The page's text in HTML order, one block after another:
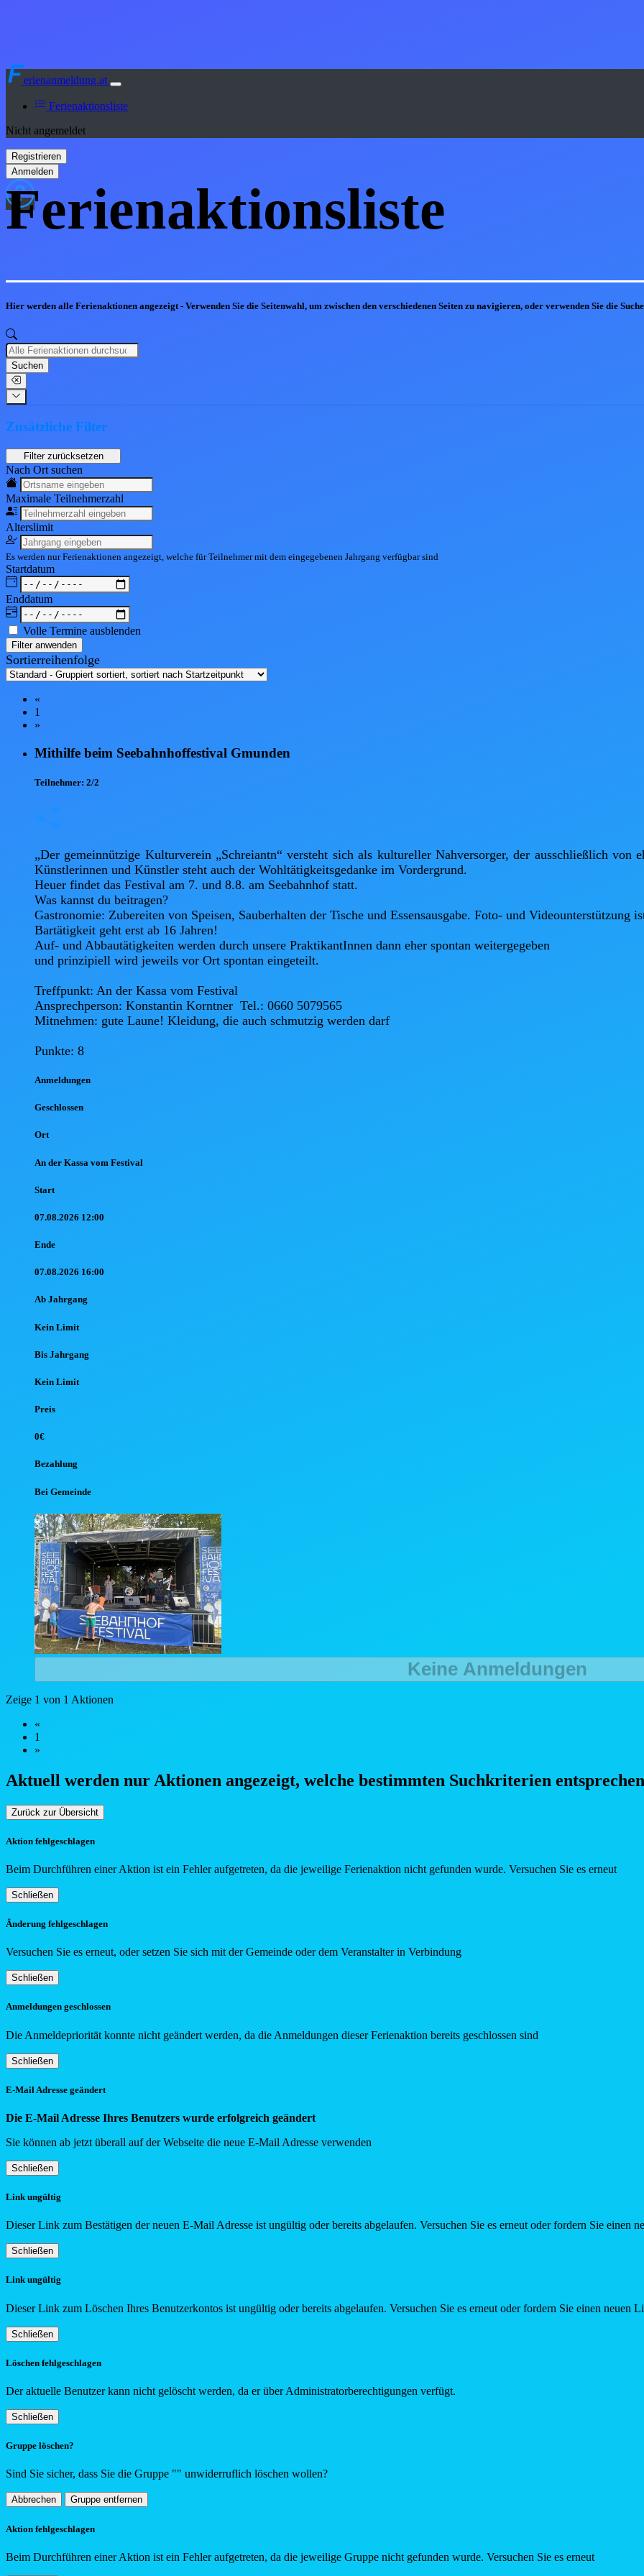
erienanmeldung.at
Ferienaktionsliste
Nicht angemeldet
Ferienaktionsliste
Hier werden alle Ferienaktionen angezeigt - Verwenden Sie die Seitenwahl, um zwischen den verschiedenen Seiten zu navigieren, oder verwenden Sie die
Suchen
Zusätzliche Filter
Nach Ort suchen
Maximale Teilnehmerzahl
Alterslimit
Es werden nur Ferienaktionen angezeigt, welche für Teilnehmer mit dem eingegebenen Jahrgang verfügbar sind
Startdatum
Enddatum
Volle Termine ausblenden
Filter anwenden
Sortierreihenfolge
«
1
»
Mithilfe beim Seebahnhoffestival Gmunden
Teilnehmer: 2/2
„Der gemeinnützige Kulturverein „Schreiantn“ versteht sich als kultureller Nahversorger, der ausschließlich
Künstlerinnen und Künstler steht auch der Wohltätigkeitsgedanke im Vordergrund.
Heuer findet das Festival am 7. und 8.8. am Seebahnhof statt.
Was kannst du beitragen?
Gastronomie: Zubereiten von Speisen, Sauberhalten der Tische und Essensausgabe. Foto- und Videounterstützung
Bartätigkeit geht erst ab 16 Jahren!
Auf- und Abbautätigkeiten werden durch unsere PraktikantInnen dann eher spontan weitergegeben
und prinzipiell wird jeweils vor Ort spontan eingeteilt.
Treffpunkt: An der Kassa vom Festival
Ansprechperson: Konstantin Korntner  Tel.: 0660 5079565
Mitnehmen: gute Laune! Kleidung, die auch schmutzig werden darf
Punkte: 8
Anmeldungen
Geschlossen
Ort
An der Kassa vom Festival
Start
07.08.2026 12:00
Ende
07.08.2026 16:00
Ab Jahrgang
Kein Limit
Bis Jahrgang
Kein Limit
Preis
0€
Bezahlung
Bei Gemeinde
Keine Anmeldungen
Zeige 1 von 1 Aktionen
«
1
»
Aktuell werden nur Aktionen angezeigt, welche bestimmten Suchkriterien entsprechen
Zurück zur Übersicht
Aktion fehlgeschlagen
Beim Durchführen einer Aktion ist ein Fehler aufgetreten, da die jeweilige Ferienaktion nicht gefunden wurde. Versuchen Sie es erneut
Schließen
Änderung fehlgeschlagen
Versuchen Sie es erneut, oder setzen Sie sich mit der Gemeinde oder dem Veranstalter in Verbindung
Schließen
Anmeldungen geschlossen
Die Anmeldepriorität konnte nicht geändert werden, da die Anmeldungen dieser Ferienaktion bereits geschlossen sind
Schließen
E-Mail Adresse geändert
Die E-Mail Adresse Ihres Benutzers wurde erfolgreich geändert
Sie können ab jetzt überall auf der Webseite die neue E-Mail Adresse verwenden
Schließen
Link ungültig
Dieser Link zum Bestätigen der neuen E-Mail Adresse ist ungültig oder bereits abgelaufen. Versuchen Sie es erneut oder fordern Sie einen
Schließen
Link ungültig
Dieser Link zum Löschen Ihres Benutzerkontos ist ungültig oder bereits abgelaufen. Versuchen Sie es erneut oder fordern Sie einen neuen
Schließen
Löschen fehlgeschlagen
Der aktuelle Benutzer kann nicht gelöscht werden, da er über Administratorberechtigungen verfügt.
Schließen
Gruppe löschen?
Sind Sie sicher, dass Sie die Gruppe "" unwiderruflich löschen wollen?
Abbrechen Gruppe entfernen
Aktion fehlgeschlagen
Beim Durchführen einer Aktion ist ein Fehler aufgetreten, da die jeweilige Gruppe nicht gefunden wurde. Versuchen Sie es erneut